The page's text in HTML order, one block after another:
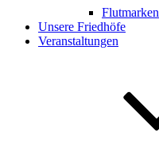
Flutmarken
Unsere Friedhöfe
Veranstaltungen